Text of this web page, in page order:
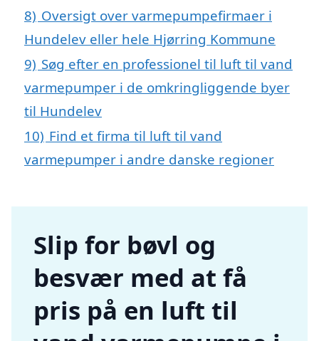
8) Oversigt over varmepumpefirmaer i
Hundelev eller hele Hjørring Kommune
9) Søg efter en professionel til luft til vand
varmepumper i de omkringliggende byer
til Hundelev
10) Find et firma til luft til vand
varmepumper i andre danske regioner
Slip for bøvl og
besvær med at få
pris på en luft til